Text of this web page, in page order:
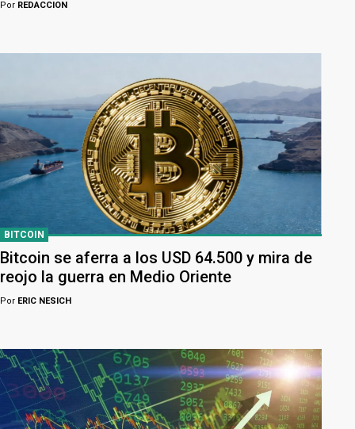
Por REDACCION
BITCOIN
Bitcoin se aferra a los USD 64.500 y mira de
reojo la guerra en Medio Oriente
Por ERIC NESICH